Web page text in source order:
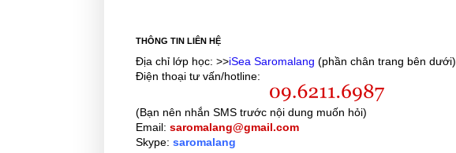
THÔNG TIN LIÊN HỆ
Địa chỉ lớp học: >>iSea Saromalang (phần chân trang bên dưới)
Điện thoại tư vấn/hotline:
(Bạn nên nhắn SMS trước nội dung muốn hỏi)
Email: saromalang@gmail.com
Skype: saromalang